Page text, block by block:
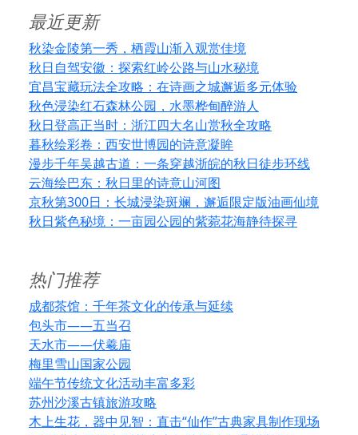
最近更新
秋染金陵第一秀，栖霞山渐入观赏佳境
秋日自驾安徽：探索红岭公路与山水秘境
宜昌宝藏玩法全攻略：在诗画之城邂逅多元体验
秋色浸染红石森林公园，水墨桦甸醉游人
秋日登高正当时：浙江四大名山赏秋全攻略
暮秋绘彩卷：西安世博园的诗意凝眸
漫步千年吴越古道：一条穿越浙皖的秋日徒步环线
云海绘巴东：秋日里的诗意山河图
京秋第300日：长城浸染斑斓，邂逅限定版油画仙境
秋日紫色秘境：一亩园公园的紫菀花海静待探寻
热门推荐
成都茶馆：千年茶文化的传承与延续
包头市——五当召
天水市——伏羲庙
梅里雪山国家公园
端午节传统文化活动丰富多彩
苏州沙溪古镇旅游攻略
木上生花，器中见智：直击“仙作”古典家具制作现场